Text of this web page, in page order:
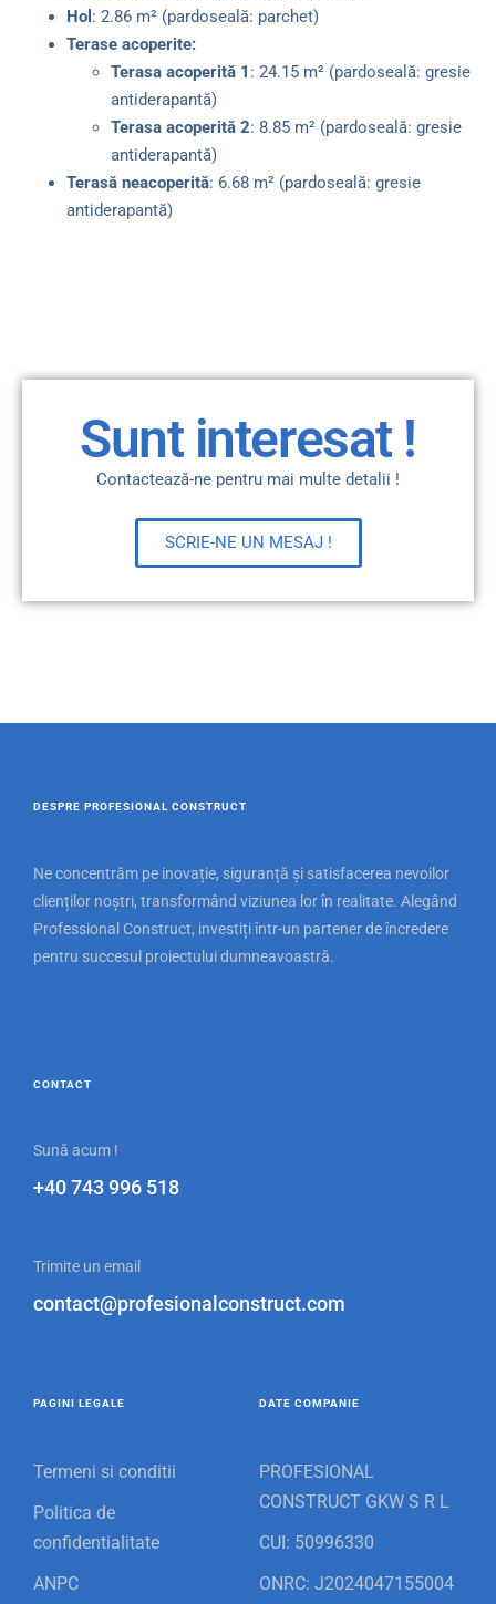
Hol : 2.86 m² (pardoseală: parchet)
Terase acoperite:
Terasa acoperită 1 : 24.15 m² (pardoseală: gresie
antiderapantă)
Terasa acoperită 2: 8.85 m² (pardoseală: gresie
antiderapantă)
Terasă neacoperită: 6.68 m² (pardoseală: gresie
antiderapantă)
Sunt interesat !
Contactează-ne pentru mai multe detalii !
SCRIE-NE UN MESAJ !
DESPRE PROFESIONAL CONSTRUCT
Ne concentrăm pe inovație, siguranță și satisfacerea nevoilor
clienților noștri, transformând viziunea lor în realitate. Alegând
Professional Construct, investiți într-un partener de încredere
pentru succesul proiectului dumneavoastră.
CONTACT
Sună acum !
+40 743 996 518
Trimite un email
contact@profesionalconstruct.com
PAGINI LEGALE
Termeni si conditii
Politica de
confidentialitate
ANPC
DATE COMPANIE
PROFESIONAL
CONSTRUCT GKW S R L
CUI: 50996330
ONRC: J2024047155004